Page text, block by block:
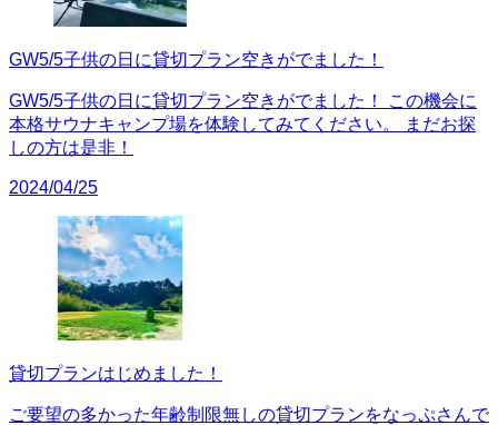
GW5/5子供の日に貸切プラン空きがでました！
GW5/5子供の日に貸切プラン空きがでました！ この機会に
本格サウナキャンプ場を体験してみてください。 まだお探
しの方は是非！
2024/04/25
貸切プランはじめました！
ご要望の多かった年齢制限無しの貸切プランをなっぷさんで